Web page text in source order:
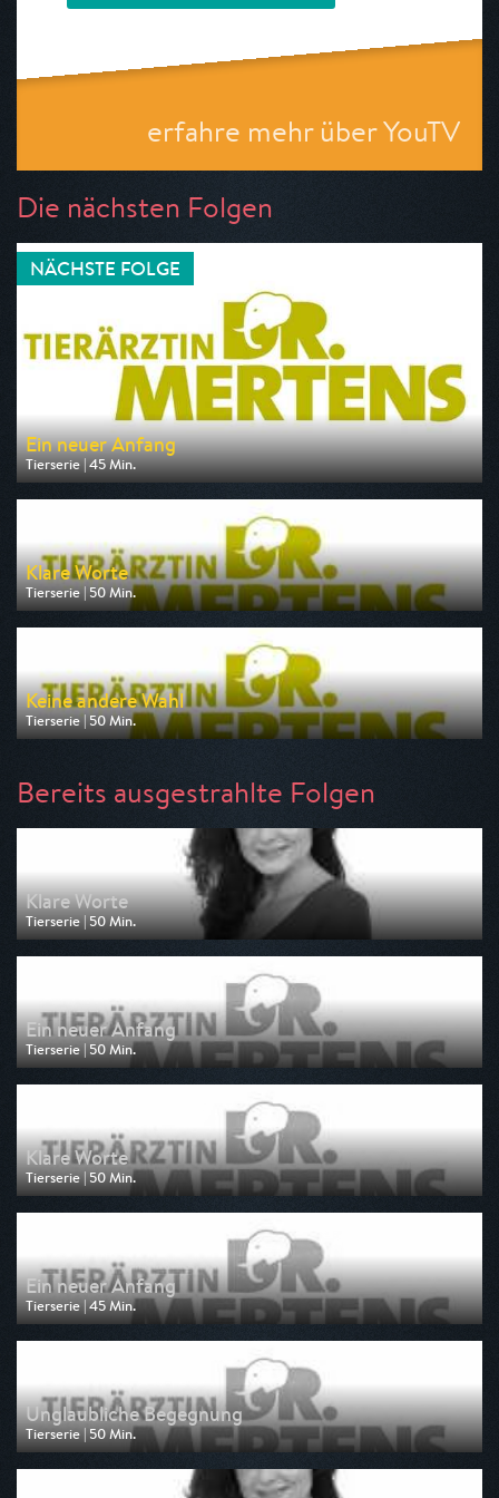
erfahre mehr über YouTV
Die nächsten Folgen
NÄCHSTE FOLGE
Ein neuer Anfang
Tierserie | 45 Min.
Ausgestrahlt von One
am 08.08.2026, 05:45
Klare Worte
Tierserie | 50 Min.
Ausgestrahlt von One
am 08.08.2026, 06:30
Keine andere Wahl
Tierserie | 50 Min.
Ausgestrahlt von MDR
Bereits ausgestrahlte Folgen
Klare Worte
Tierserie | 50 Min.
Ausgestrahlt von One
am 04.08.2026, 05:25
Ein neuer Anfang
Tierserie | 50 Min.
Ausgestrahlt von One
am 04.08.2026, 04:35
Klare Worte
Tierserie | 50 Min.
Ausgestrahlt von One
am 03.08.2026, 14:45
Ein neuer Anfang
Tierserie | 45 Min.
Ausgestrahlt von One
am 03.08.2026, 14:00
Unglaubliche Begegnung
Tierserie | 50 Min.
Ausgestrahlt von HR
am 01.08.2026, 15:10